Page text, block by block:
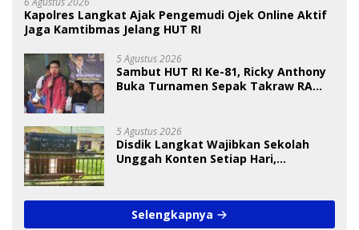
Kapolres Langkat Ajak Pengemudi Ojek Online Aktif
Jaga Kamtibmas Jelang HUT RI
5 Agustus 2026
Sambut HUT RI Ke-81, Ricky Anthony
Buka Turnamen Sepak Takraw RA
5 Agustus 2026
Disdik Langkat Wajibkan Sekolah
Unggah Konten Setiap Hari,
Selengkapnya